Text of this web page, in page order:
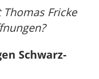
Fricke
Schwarz-